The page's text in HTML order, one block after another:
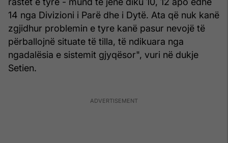
14 nga Divizioni i Parë dhe i Dytë. Ata që nuk kanë
zgjidhur problemin e tyre kanë pasur nevojë të
përballojnë situate të tilla, të ndikuara nga
ngadalësia e sistemit gjyqësor", vuri në dukje
Setien.